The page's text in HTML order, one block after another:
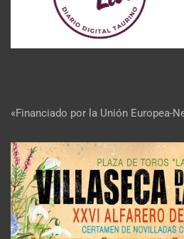
«Financiado por la Unión Europea-